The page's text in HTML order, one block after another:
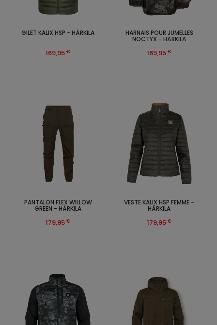
PANTALON FLEX WILLOW
GREEN - HÄRKILA
179,95 €
GILET KALIX HSP - HÄRKILA
169,95 €
VESTE KALIX HSP FEMME -
HÄRKILA
179,95 €
HARNAIS POUR JUMELLES
NOCTYX - HÄRKILA
169,95 €